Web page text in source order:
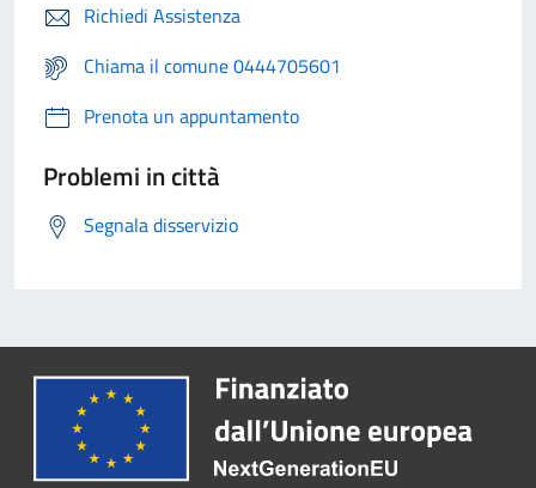
Richiedi Assistenza
Chiama il comune 0444705601
Prenota un appuntamento
Problemi in città
Segnala disservizio